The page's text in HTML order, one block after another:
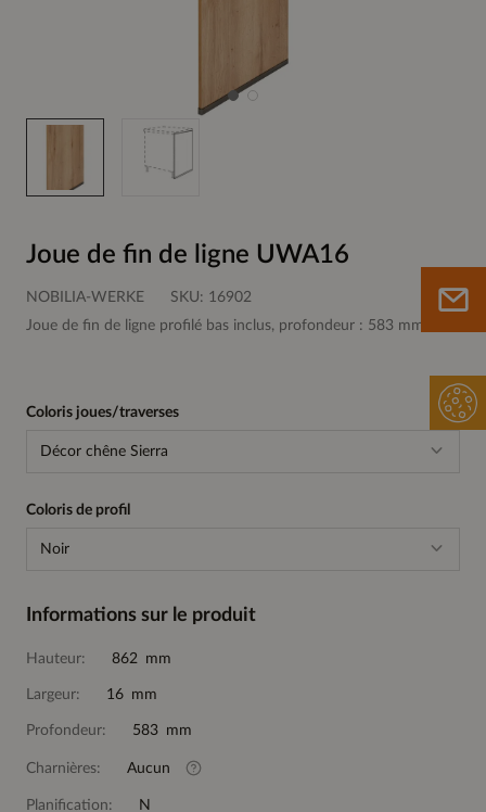
Joue de fin de ligne UWA16
NOBILIA-WERKE SKU: 16902
Joue de fin de ligne profilé bas inclus, profondeur : 583 mm
Coloris joues/traverses
Décor chêne Sierra
Coloris de profil
Noir
Informations sur le produit
Hauteur: 862 mm
Largeur: 16 mm
Profondeur: 583 mm
Charnières: Aucun
Planification: N